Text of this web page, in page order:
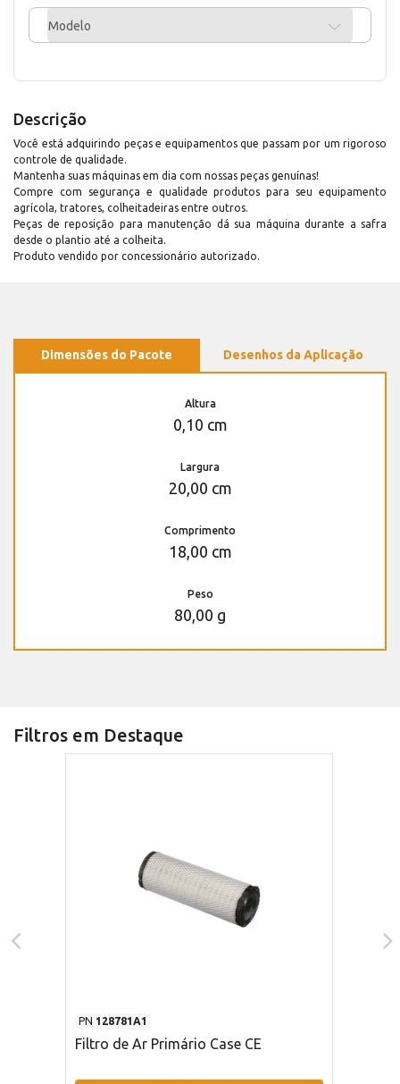
Modelo
Descrição
Você está adquirindo peças e equipamentos que passam por um rigoroso
controle de qualidade.
Mantenha suas máquinas em dia com nossas peças genuínas!
Compre com segurança e qualidade produtos para seu equipamento
agrícola, tratores, colheitadeiras entre outros.
Peças de reposição para manutenção dá sua máquina durante a safra
desde o plantio até a colheita.
Produto vendido por concessionário autorizado.
Dimensões do Pacote Desenhos da Aplicação
Altura
0,10 cm
Largura
20,00 cm
Comprimento
18,00 cm
Peso
80,00 g
Filtros em Destaque
PN 128781A1
Filtro de Ar Primário Case CE